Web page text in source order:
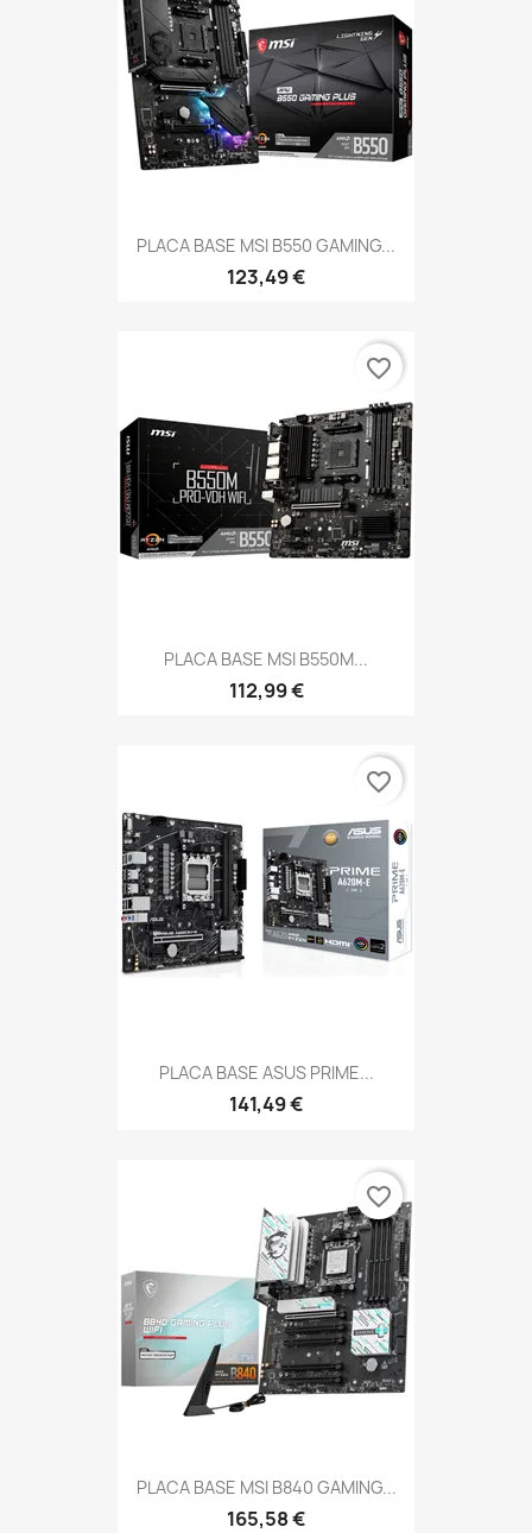
PLACA BASE MSI B550 GAMING...
123,49 €
PLACA BASE MSI B550M...
112,99 €
favorite_border
PLACA BASE ASUS PRIME...
141,49 €
favorite_border
PLACA BASE MSI B840 GAMING...
165,58 €
favorite_border